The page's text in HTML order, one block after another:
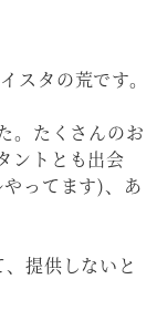
スタの荒です。
。たくさんのお
ントとも出会
ってます)、あ
提供しないと